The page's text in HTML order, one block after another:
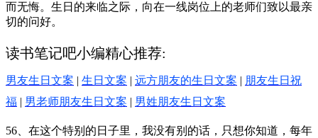
而无悔。生日的来临之际，向在一线岗位上的老师们致以最亲
切的问好。
读书笔记吧小编精心推荐:
男友生日文案 | 生日文案 | 远方朋友的生日文案 | 朋友生日祝
福 | 男老师朋友生日文案 | 男姓朋友生日文案
56、在这个特别的日子里，我没有别的话，只想你知道，每年